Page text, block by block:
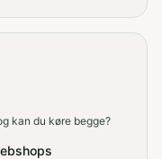
kan du køre begge?